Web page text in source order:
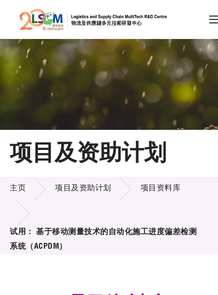
跳到内容（按回车键）
会员登录
A A EN 繁 简
主页
关于LSCM
技术商品化
合作计划
项目及资助计划
项目及资助计划
主页 项目及资助计划 项目资料库
试用： 基于移动测量技术的自动化施工进度偏差检测
系统（ACPDM）